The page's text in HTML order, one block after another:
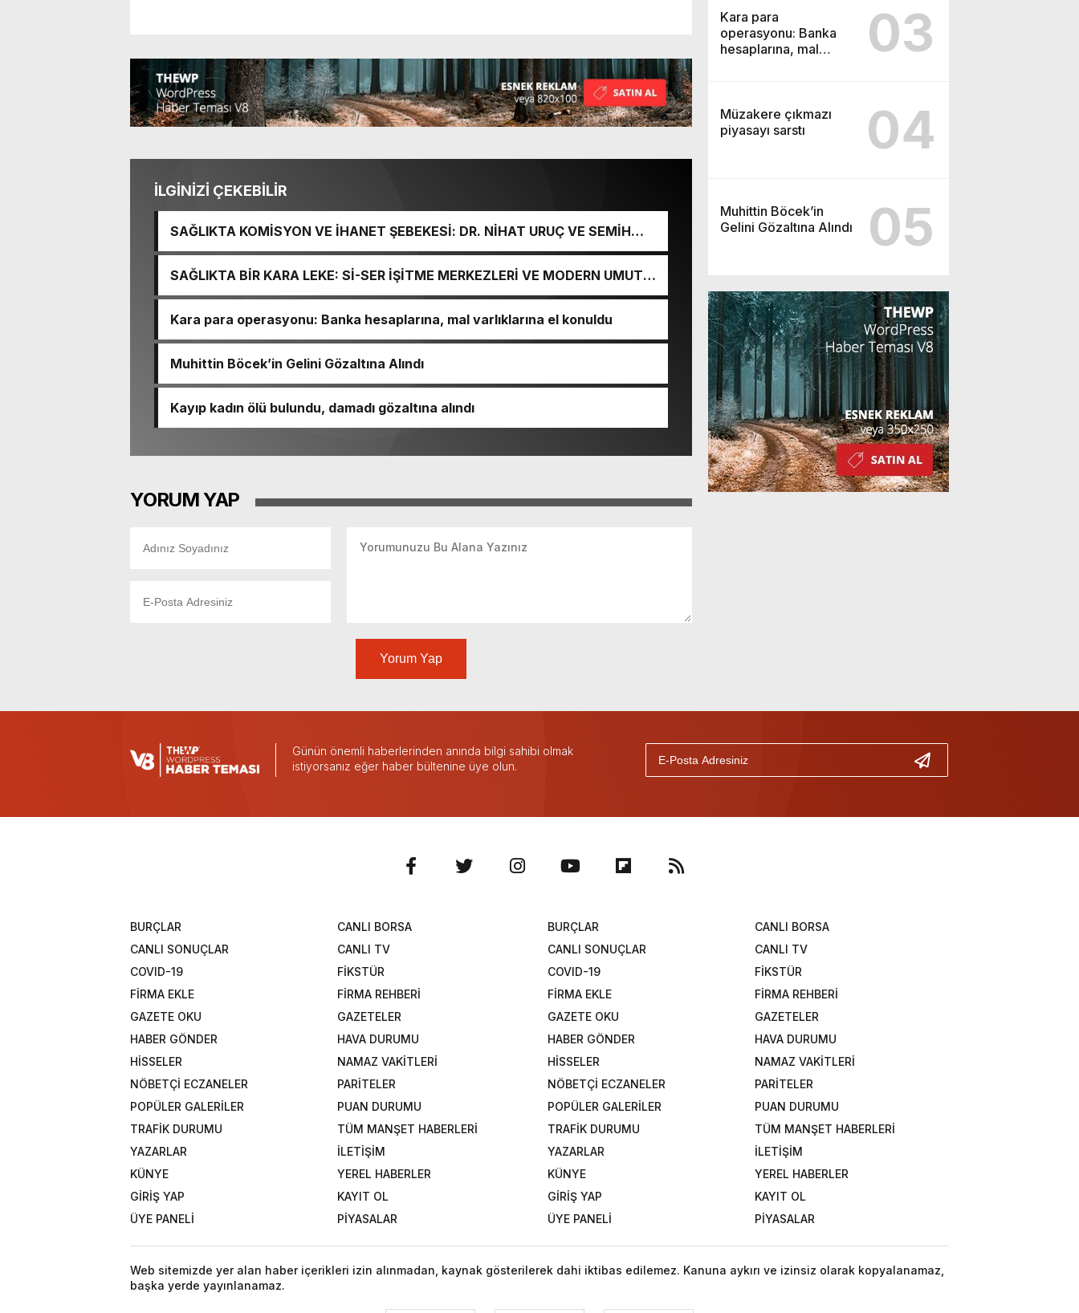
Kara para
operasyonu: Banka
hesaplarına, mal
03
Müzakere çıkmazı
piyasayı sarstı
04
Muhittin Böcek’in
Gelini Gözaltına Alındı
05
İLGİNİZİ ÇEKEBİLİR
SAĞLIKTA KOMİSYON VE İHANET ŞEBEKESİ: DR. NİHAT URUÇ VE SEMİH
İŞİTME MERKEZİ’NİN SGK VURGUNU!
SAĞLIKTA BİR KARA LEKE: Sİ-SER İŞİTME MERKEZLERİ VE MODERN UMUT
TACİRLİĞİ
Kara para operasyonu: Banka hesaplarına, mal varlıklarına el konuldu
Muhittin Böcek’in Gelini Gözaltına Alındı
Kayıp kadın ölü bulundu, damadı gözaltına alındı
YORUM YAP
Yorum Yap
Günün önemli haberlerinden anında bilgi sahibi olmak
istiyorsanız eğer haber bültenine üye olun.
BURÇLAR
CANLI BORSA
CANLI SONUÇLAR
CANLI TV
COVID-19
FİKSTÜR
FİRMA EKLE
FİRMA REHBERİ
GAZETE OKU
GAZETELER
HABER GÖNDER
HAVA DURUMU
HİSSELER
NAMAZ VAKİTLERİ
NÖBETÇİ ECZANELER
PARİTELER
POPÜLER GALERİLER
PUAN DURUMU
TRAFİK DURUMU
TÜM MANŞET HABERLERİ
YAZARLAR
İLETİŞİM
KÜNYE
YEREL HABERLER
GİRİŞ YAP
KAYIT OL
ÜYE PANELİ
PİYASALAR
BURÇLAR
CANLI BORSA
CANLI SONUÇLAR
CANLI TV
COVID-19
FİKSTÜR
FİRMA EKLE
FİRMA REHBERİ
GAZETE OKU
GAZETELER
HABER GÖNDER
HAVA DURUMU
HİSSELER
NAMAZ VAKİTLERİ
NÖBETÇİ ECZANELER
PARİTELER
POPÜLER GALERİLER
PUAN DURUMU
TRAFİK DURUMU
TÜM MANŞET HABERLERİ
YAZARLAR
İLETİŞİM
KÜNYE
YEREL HABERLER
GİRİŞ YAP
KAYIT OL
ÜYE PANELİ
PİYASALAR
Web sitemizde yer alan haber içerikleri izin alınmadan, kaynak gösterilerek dahi iktibas edilemez. Kanuna aykırı ve izinsiz olarak kopyalanamaz,
başka yerde yayınlanamaz.